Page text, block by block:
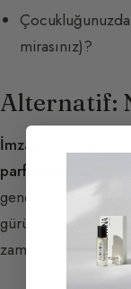
mirasınız)?
Alternatif:
İmza parfümünü
parfümerilere
genellikle daha
gürültüsünden
zaman ayırır.